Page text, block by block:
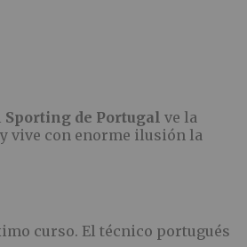
Sporting de Portugal ve la
vive con enorme ilusión la
curso. El técnico portugués